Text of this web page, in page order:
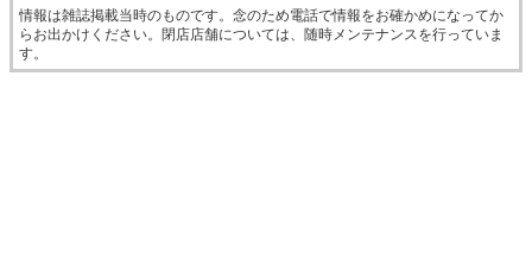
情報は雑誌掲載当時のものです。念のため電話で情報をお確かめになってか
らお出かけください。閉店店舗については、随時メンテナンスを行っていま
す。